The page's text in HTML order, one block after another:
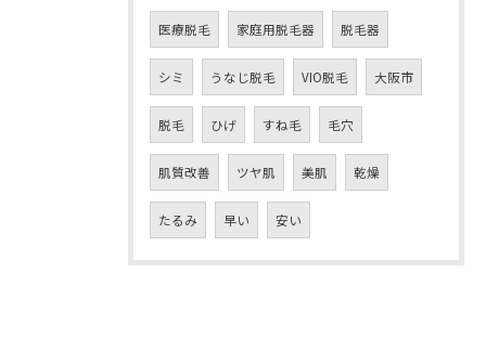
医療脱毛 家庭用脱毛器 脱毛器
シミ うなじ脱毛 VIO脱毛 大阪市
脱毛 ひげ すね毛 毛穴
肌質改善 ツヤ肌 美肌 乾燥
たるみ 早い 安い